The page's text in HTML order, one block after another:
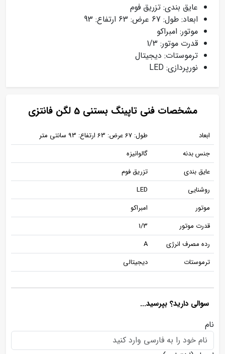
عایق بندی: تزریق فوم
ابعاد: طول: 67 عرض: 63 ارتفاع: 93
موتور: امبراکو
قدرت موتور: 1/3
ترموستات: دیجیتال
نورپردازی: LED
مشخصات فنی تاپینگ بستنی 5 لگن فانتزی
ابعاد
طول: 67 عرض: 63 ارتفاع: 93 سانتی متر
جنس بدنه
گالوانیزه
عایق بندی
تزریق فوم
روشنایی
LED
موتور
امبراکو
قدرت موتور
1/3
رده مصرف انرژی
A
ترموستات
دیجیتالی
سوالی دارید؟ بپرسید...
نام